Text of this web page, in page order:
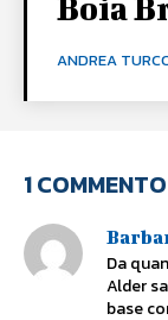
Boia
ANDREA
1 COMMENTO
Da
Alder
base